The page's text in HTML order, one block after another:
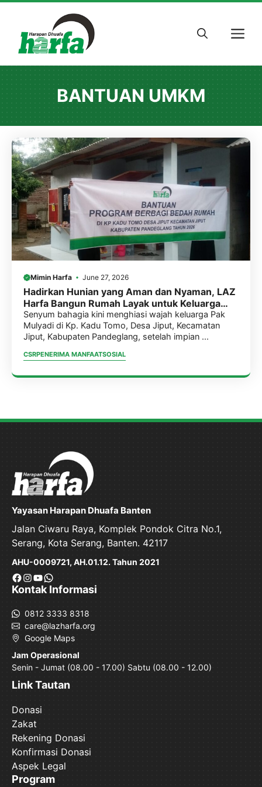
content
BANTUAN UMKM
Mimin Harfa June 27, 2026
Hadirkan Hunian yang Aman dan Nyaman, LAZ
Harfa Bangun Rumah Layak untuk Keluarga
Pak Mulyadi.
Senyum bahagia kini menghiasi wajah keluarga Pak
Mulyadi di Kp. Kadu Tomo, Desa Jiput, Kecamatan
Jiput, Kabupaten Pandeglang, setelah impian ...
CSRPENERIMA MANFAATSOSIAL
Yayasan Harapan Dhuafa Banten
Jalan Ciwaru Raya, Komplek Pondok Citra No.1,
Serang, Kota Serang, Banten. 42117
AHU-0009721, AH.01.12. Tahun 2021
Facebook
Instagram
YouTube
WhatsApp
Kontak Informasi
0812 3333 8318
care@lazharfa.org
Google Maps
Jam Operasional
Senin - Jumat (08.00 - 17.00) Sabtu (08.00 - 12.00)
Link Tautan
Donasi
Zakat
Rekening Donasi
Konfirmasi Donasi
Aspek Legal
Program